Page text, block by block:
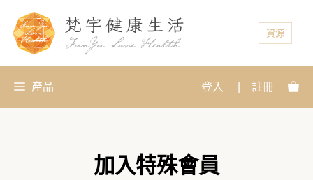
資源
產品 登入 註冊
加入特殊會員